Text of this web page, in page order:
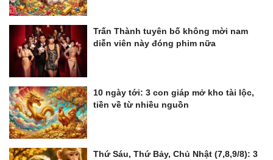
Trấn Thành tuyên bố không mời nam
diễn viên này đóng phim nữa
10 ngày tới: 3 con giáp mở kho tài lộc,
tiền về từ nhiều nguồn
Thứ Sáu, Thứ Bảy, Chủ Nhật (7,8,9/8): 3